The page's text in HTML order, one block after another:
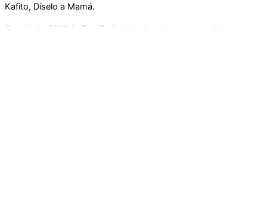
Kafito, Díselo a Mamá.
Copyright 2023 kafito. Todos los derechos reservados.